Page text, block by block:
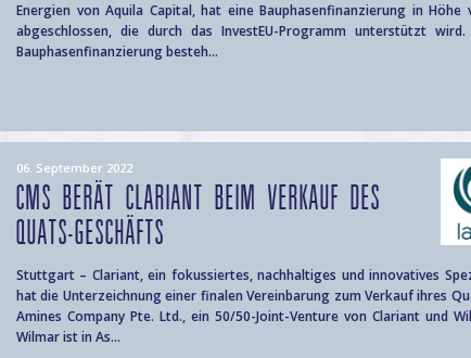
Energien von Aquila Capital, hat eine Bauphasenfinanzierung in Höhe
abgeschlossen, die durch das InvestEU-Programm unterstützt
Bauphasenfinanzierung besteh...
06. September 2022
CMS BERÄT CLARIANT BEIM VERKAUF DES
QUATS-GESCHÄFTS
Stuttgart – Clariant, ein fokussiertes, nachhaltiges und innovatives
hat die Unterzeichnung einer finalen Vereinbarung zum Verkauf ihres
Amines Company Pte. Ltd., ein 50/50-Joint-Venture von Clariant und
Wilmar ist in As...